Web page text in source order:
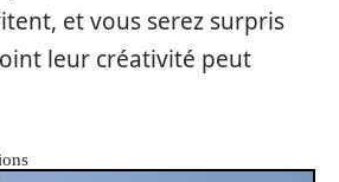
et vous serez surpris
leur créativité peut